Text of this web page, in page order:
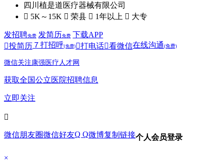
四川植是道医疗器械有限公司
 5K～15K  荣县  1年以上  大专
发招聘免费 发简历免费 下载APP
投简历 ７ 打招呼(免费) 打电话看微信在线沟通(免费)
微信关注康强医疗人才网
获取全国公立医院招聘信息
立即关注

微信朋友圈微信好友Q Q微博复制链接个人会员登录
×